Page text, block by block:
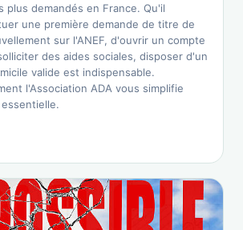
plus demandés en France. Qu'il
une première demande de titre de
sur l'ANEF, d'ouvrir un compte
des aides sociales, disposer d'un
valide est indispensable.
l'Association ADA vous simplifie